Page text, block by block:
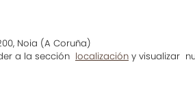
Noia (A Coruña)
a la sección localización y visualizar